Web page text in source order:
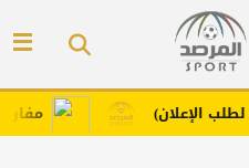
مفارش فندورا